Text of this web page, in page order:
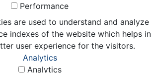
Performance
are used to understand and analyze
indexes of the website which helps in
user experience for the visitors.
Analytics
Analytics